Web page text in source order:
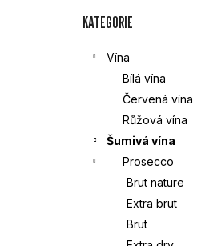
Přeskočit
KATEGORIE
Vína
Bílá vína
Červená vína
Růžová vína
Šumivá vína
Prosecco
Brut nature
Extra brut
Brut